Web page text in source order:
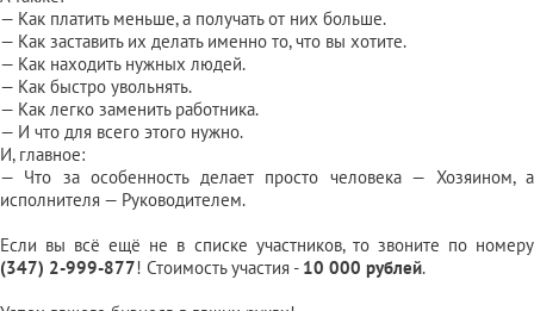
— Как платить меньше, а получать от них больше.
— Как заставить их делать именно то, что вы хотите.
— Как находить нужных людей.
— Как быстро увольнять.
— Как легко заменить работника.
— И что для всего этого нужно.
И, главное:
— Что за особенность делает просто человека — Хозяином, а
исполнителя — Руководителем.
Если вы всё ещё не в списке участников, то звоните по номеру
(347) 2-999-877! Стоимость участия - 10 000 рублей.